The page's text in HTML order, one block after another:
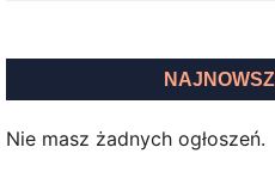
Nie masz żadnych ogłoszeń.